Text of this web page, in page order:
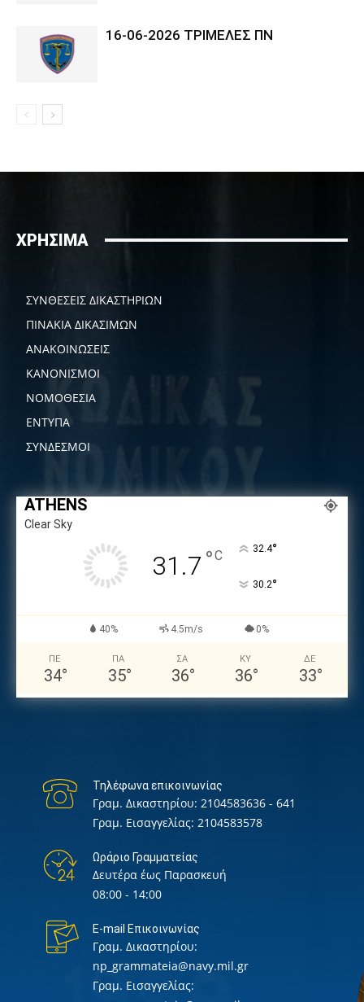
16-06-2026 ΤΡΙΜΕΛΕΣ ΠΝ
ΧΡΗΣΙΜΑ
ΣΥΝΘΕΣΕΙΣ ΔΙΚΑΣΤΗΡΙΩΝ
ΠΙΝΑΚΙΑ ΔΙΚΑΣΙΜΩΝ
ΑΝΑΚΟΙΝΩΣΕΙΣ
ΚΑΝΟΝΙΣΜΟΙ
ΝΟΜΟΘΕΣΙΑ
ΕΝΤΥΠΑ
ΣΥΝΔΕΣΜΟΙ
ATHENS
Clear Sky
31.7 °C 32.4°
30.2°
40% 4.5m/s 0%
ΠΕ
34°
ΠΑ
35°
ΣΑ
36°
ΚΥ
36°
ΔΕ
33°
Τηλέφωνα επικοινωνίας
Γραμ. Δικαστηρίου: 2104583636 - 641
Γραμ. Εισαγγελίας: 2104583578
Ωράριο Γραμματείας
Δευτέρα έως Παρασκευή
08:00 - 14:00
E-mail Επικοινωνίας
Γραμ. Δικαστηρίου:
np_grammateia@navy.mil.gr
Γραμ. Εισαγγελίας: